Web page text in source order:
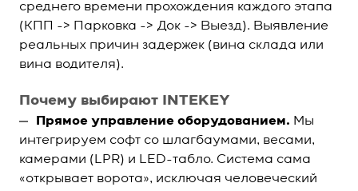
среднего времени прохождения каждого этапа
(КПП -> Парковка -> Док -> Выезд). Выявление
реальных причин задержек (вина склада или
вина водителя).
Почему выбирают INTEKEY
Прямое управление оборудованием. Мы
интегрируем софт со шлагбаумами, весами,
камерами (LPR) и LED-табло. Система сама
«открывает ворота», исключая человеческий